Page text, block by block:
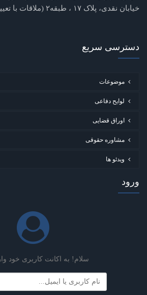
خیابان نقدی، پلاک ۱۷ ، طبقه۲ (ملاقات با تعیین وقت قبلی)
دسترسی سریع
موضوعات
لوایح دفاعی
اوراق قضایی
مشاوره حقوقی
ویدئو ها
ورود
سلام! به اکانت کاربری خود